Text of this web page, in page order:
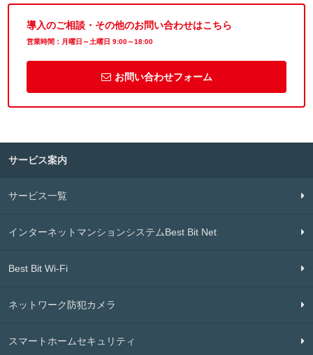
導入のご相談・その他のお問い合わせはこちら
営業時間：月曜日～土曜日 9:00～18:00
お問い合わせフォーム
サービス案内
サービス一覧
インターネットマンションシステムBest Bit Net
Best Bit Wi-Fi
ネットワーク防犯カメラ
スマートホームセキュリティ